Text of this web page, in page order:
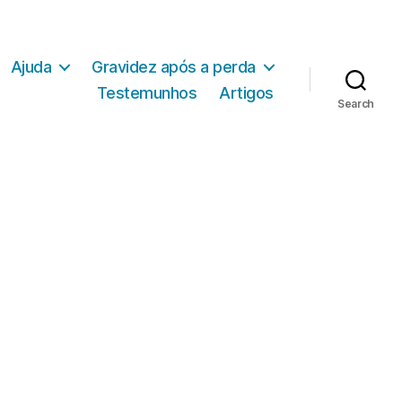
Ajuda
Gravidez após a perda
Testemunhos
Artigos
Search